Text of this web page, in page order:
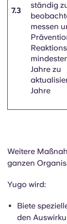
7.3
ständig
messen
Jahre zu
Jahre
Weitere
ganzen
Yugo wird:
Biete
den